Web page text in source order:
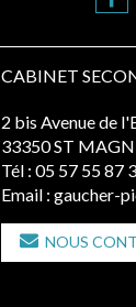
CABINET
2 bis Avenue de
33350 ST
Tél : 05 57 55 87
Email : gaucher-
NOUS